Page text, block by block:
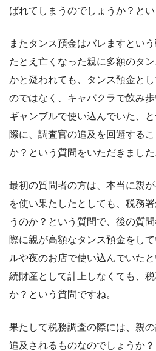
ばれてしまうのでしょうか？とい
またタンス預金はバレますとい
たとえ亡くなった親に多額のタ
かと疑われても、タンス預金と
のではなく、キャバクラで飲み
ギャンブルで使い込んでいた、
際に、調査官の追及を回避する
か？という質問をいただきました
最初の質問者の方は、本当に親
を使い果たしたとしても、税務
うのか？という質問で、後の質
際に親が高額なタンス預金をし
ルや夜のお店で使い込んでいた
続財産として計上しなくても、
か？という質問ですね。
果たして税務調査の際には、親
追及されるものなのでしょうか？